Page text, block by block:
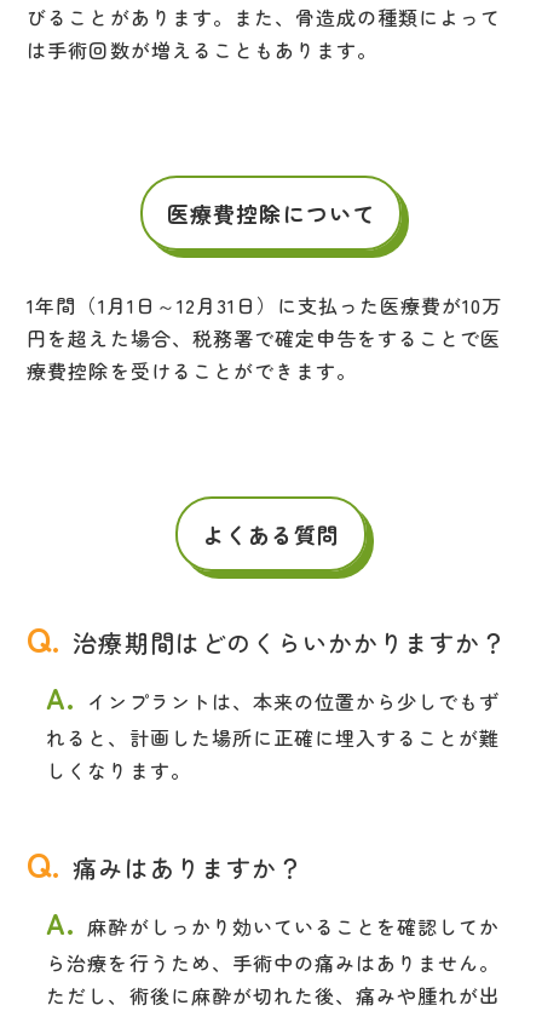
びることがあります。また、骨造成の種類によって
は手術回数が増えることもあります。
医療費控除について
1年間（1月1日～12月31日）に支払った医療費が10万
円を超えた場合、税務署で確定申告をすることで医
療費控除を受けることができます。
よくある質問
Q. 治療期間はどのくらいかかりますか？
A. インプラントは、本来の位置から少しでもず
れると、計画した場所に正確に埋入することが難
しくなります。
Q. 痛みはありますか？
A. 麻酔がしっかり効いていることを確認してか
ら治療を行うため、手術中の痛みはありません。
ただし、術後に麻酔が切れた後、痛みや腫れが出